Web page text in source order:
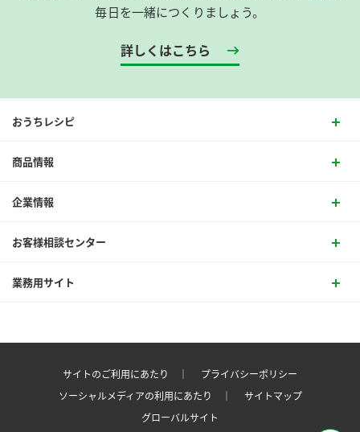
毎日を一緒につくりましょう。
詳しくはこちら
おうちレシピ
商品情報
企業情報
お客様相談センター
業務用サイト
サイトのご利用にあたり ｜
プライバシーポリシー
ソーシャルメディアの利用にあたり ｜
サイトマップ
グローバルサイト